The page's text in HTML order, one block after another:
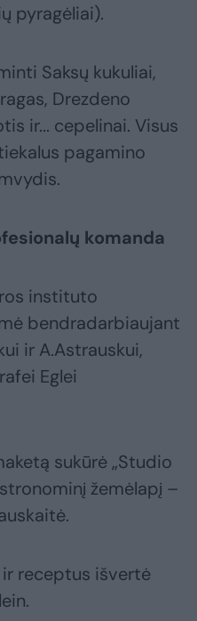
pyragėliai).
Saksų kukuliai,
Drezdeno
ir... cepelinai. Visus
pagamino
komanda
instituto
bendradarbiaujant
ir A.Astrauskui,
Eglei
sukūrė „Studio
žemėlapį –
receptus išvertė